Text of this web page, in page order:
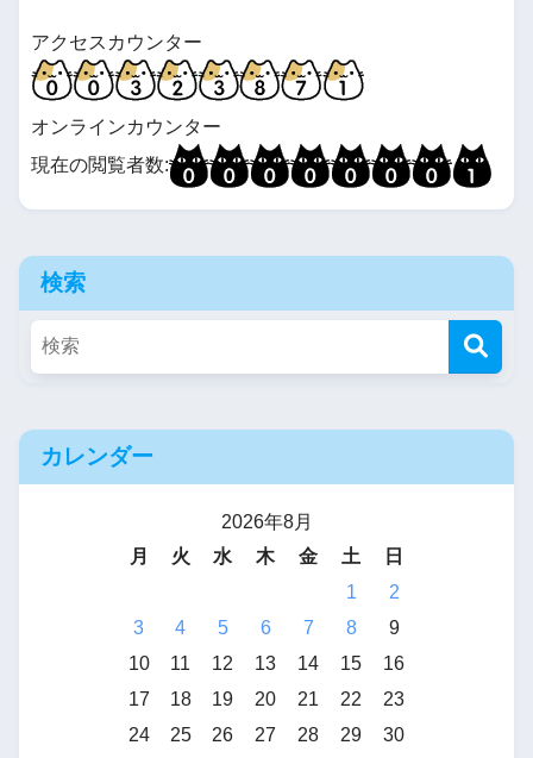
アクセスカウンター
オンラインカウンター
現在の閲覧者数:
検索
カレンダー
2026年8月
月
火 水 木 金 土
日
1
2
3
4 5 6 7 8
9
10
11 12 13 14 15
16
17
18 19 20 21 22
23
24
25 26 27 28 29
30